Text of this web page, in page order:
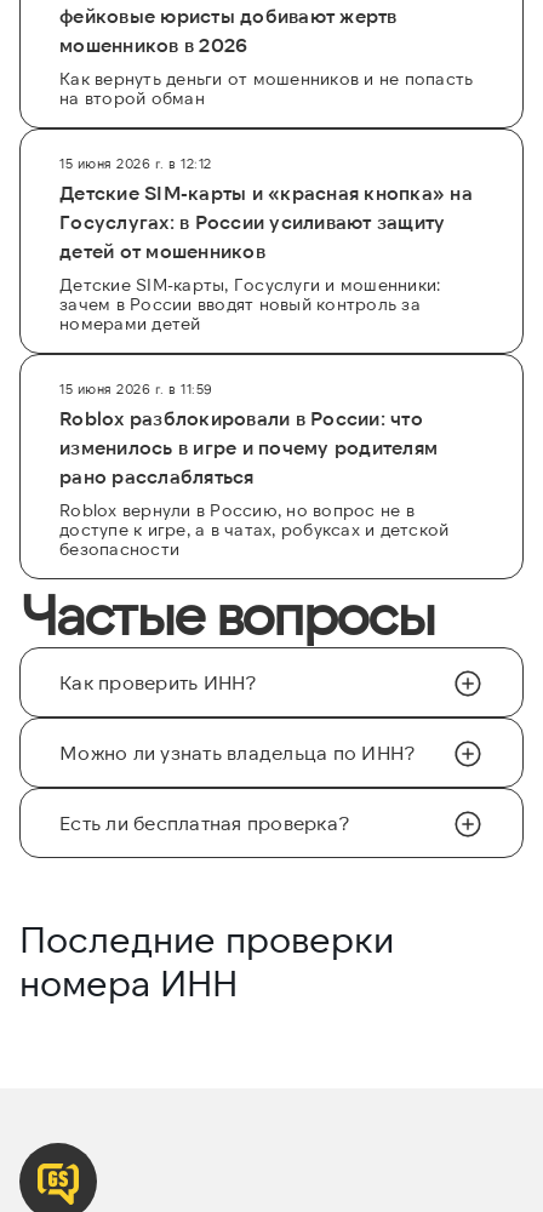
фейковые юристы добивают жертв
мошенников в 2026
Как вернуть деньги от мошенников и не попасть
на второй обман
15 июня 2026 г. в 12:12
Детские SIM-карты и «красная кнопка» на
Госуслугах: в России усиливают защиту
детей от мошенников
Детские SIM-карты, Госуслуги и мошенники:
зачем в России вводят новый контроль за
номерами детей
15 июня 2026 г. в 11:59
Roblox разблокировали в России: что
изменилось в игре и почему родителям
рано расслабляться
Roblox вернули в Россию, но вопрос не в
доступе к игре, а в чатах, робуксах и детской
безопасности
Частые вопросы
Как проверить ИНН?
Можно ли узнать владельца по ИНН?
Есть ли бесплатная проверка?
Последние проверки
номера ИНН